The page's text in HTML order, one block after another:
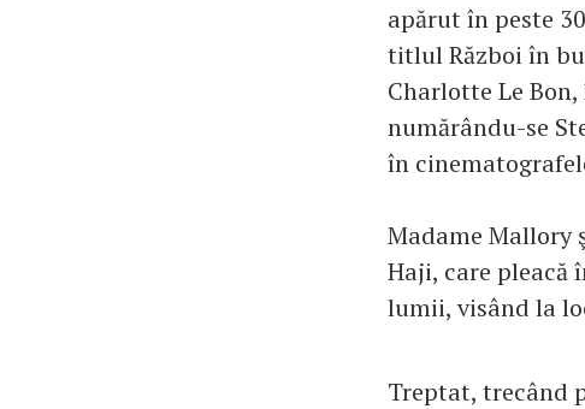
apărut în peste
titlul Război în
Charlotte Le
numărându-se
în
Madame Mallory
Haji, care
lumii, visând la
Treptat, trecând